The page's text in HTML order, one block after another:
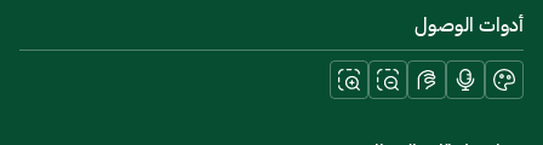
أدوات الوصول